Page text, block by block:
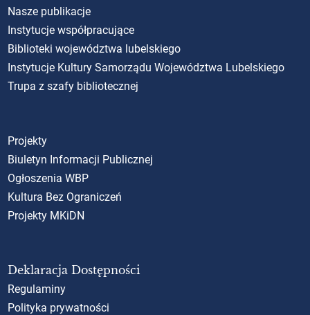
Nasze publikacje
Instytucje współpracujące
Biblioteki województwa lubelskiego
Instytucje Kultury Samorządu Województwa Lubelskiego
Trupa z szafy bibliotecznej
Projekty
Biuletyn Informacji Publicznej
Ogłoszenia WBP
Kultura Bez Ograniczeń
Projekty MKiDN
Deklaracja Dostępności
Regulaminy
Polityka prywatności